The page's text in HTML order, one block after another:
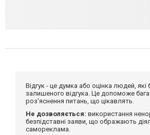
Відгук - це думка або оцінка людей,
залишеного відгука. Це допоможе
роз'яснення питань, що цікавлять.
Не дозволяється: використання
безпідставні заяви, що ображають
самореклама.